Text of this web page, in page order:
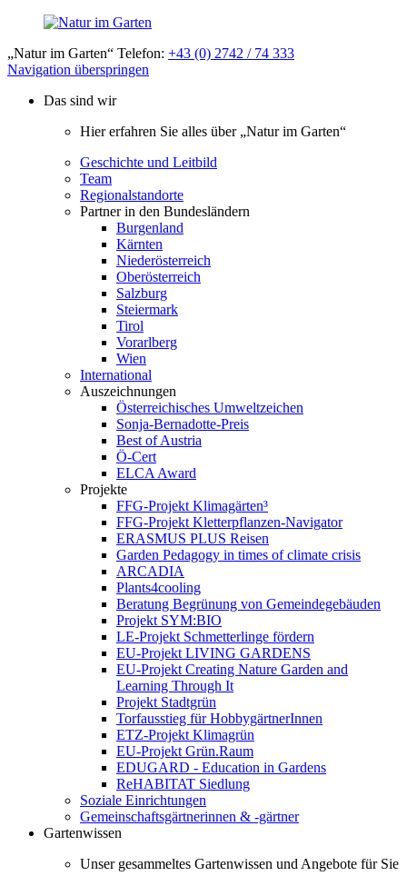
„Natur im Garten“ Telefon: +43 (0) 2742 / 74 333
Navigation überspringen
Das sind wir
Hier erfahren Sie alles über „Natur im Garten“
Geschichte und Leitbild
Team
Regionalstandorte
Partner in den Bundesländern
Burgenland
Kärnten
Niederösterreich
Oberösterreich
Salzburg
Steiermark
Tirol
Vorarlberg
Wien
International
Auszeichnungen
Österreichisches Umweltzeichen
Sonja-Bernadotte-Preis
Best of Austria
Ö-Cert
ELCA Award
Projekte
FFG-Projekt Klimagärten³
FFG-Projekt Kletterpflanzen-Navigator
ERASMUS PLUS Reisen
Garden Pedagogy in times of climate crisis
ARCADIA
Plants4cooling
Beratung Begrünung von Gemeindegebäuden
Projekt SYM:BIO
LE-Projekt Schmetterlinge fördern
EU-Projekt LIVING GARDENS
EU-Projekt Creating Nature Garden and
Learning Through It
Projekt Stadtgrün
Torfausstieg für HobbygärtnerInnen
ETZ-Projekt Klimagrün
EU-Projekt Grün.Raum
EDUGARD - Education in Gardens
ReHABITAT Siedlung
Soziale Einrichtungen
Gemeinschaftsgärtnerinnen & -gärtner
Gartenwissen
Unser gesammeltes Gartenwissen und Angebote für Sie